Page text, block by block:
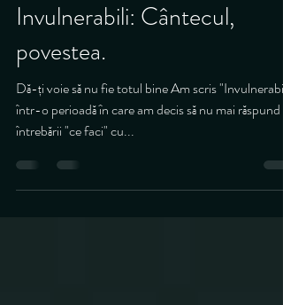
Teodora Morosanu
Nov 10, 2022
4 min read
Invulnerabili: Cântecul,
povestea.
Dă-ți voie să nu fie totul bine Am scris "Invulnerabili"
într-o perioadă în care am decis să nu mai răspund